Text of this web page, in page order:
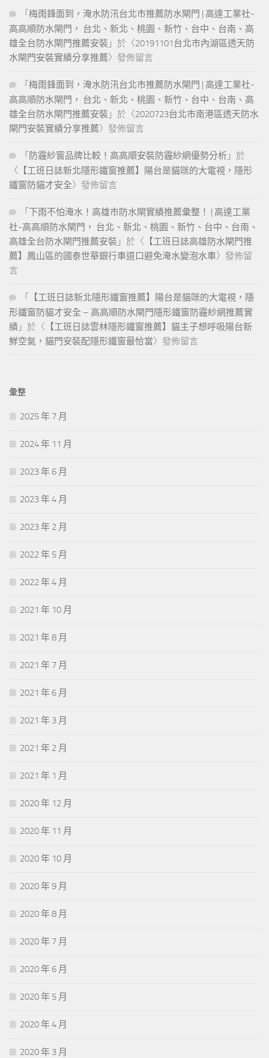
「 梅雨鋒面到，淹水防汛台北市推薦防水閘門 | 高達工業社-
高高順防水閘門， 台北、新北、桃園、新竹、台中、台南、高
雄全台防水閘門推薦安裝 」於〈20191101台北市內湖區透天防
水閘門安裝實績分享推薦〉發佈留言
「 梅雨鋒面到，淹水防汛台北市推薦防水閘門 | 高達工業社-
高高順防水閘門， 台北、新北、桃園、新竹、台中、台南、高
雄全台防水閘門推薦安裝 」於〈2020723台北市南港區透天防水
閘門安裝實績分享推薦〉發佈留言
「 防霾紗窗品牌比較！高高順安裝防霾紗網優勢分析 」於
〈 【工班日誌新北隱形鐵窗推薦】陽台是貓咪的大電視，隱形
鐵窗防貓才安全〉發佈留言
「 下雨不怕淹水！高雄市防水閘實績推薦彙整！ | 高達工業
社-高高順防水閘門， 台北、新北、桃園、新竹、台中、台南、
高雄全台防水閘門推薦安裝 」於〈 【工班日誌高雄防水閘門推
薦】鳳山區的國泰世華銀行車道口避免淹水變泡水車〉發佈留
言
「
【工班日誌新北隱形鐵窗推薦】陽台是貓咪的大電視，隱
形鐵窗防貓才安全 – 高高順防水閘門隱形鐵窗防霾紗網推薦實
績 」於〈 【工班日誌雲林隱形鐵窗推薦】貓主子想呼吸陽台新
鮮空氣，貓門安裝配隱形鐵窗最恰當〉發佈留言
彙整
2025 年 7 月
2024 年 11 月
2023 年 6 月
2023 年 4 月
2023 年 2 月
2022 年 5 月
2022 年 4 月
2021 年 10 月
2021 年 8 月
2021 年 7 月
2021 年 6 月
2021 年 3 月
2021 年 2 月
2021 年 1 月
2020 年 12 月
2020 年 11 月
2020 年 10 月
2020 年 9 月
2020 年 8 月
2020 年 7 月
2020 年 6 月
2020 年 5 月
2020 年 4 月
2020 年 3 月